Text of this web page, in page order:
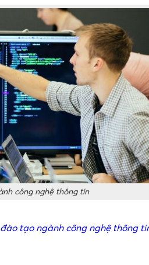
công nghệ thông tin
tạo ngành công nghệ thông